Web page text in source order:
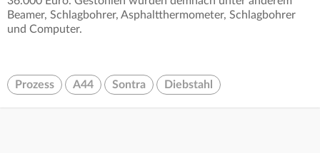
Beamer, Schlagbohrer, Asphaltthermometer, Schlagbohrer
und Computer.
Prozess A44 Sontra Diebstahl